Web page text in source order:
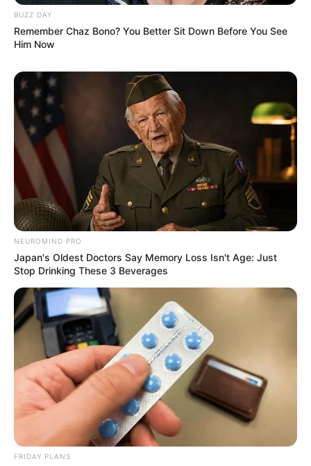
BUZZ DAY
Remember Chaz Bono? You Better Sit Down Before You See
Him Now
NEUROMIND PRO
Japan's Oldest Doctors Say Memory Loss Isn't Age: Just
Stop Drinking These 3 Beverages
FRIDAY PLANS